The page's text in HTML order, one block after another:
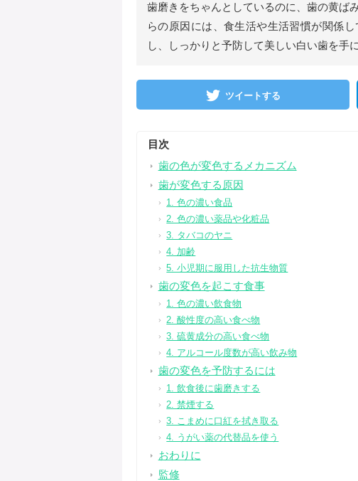
歯磨きをちゃんとしているのに、歯の黄ば
らの原因には、食生活や生活習慣が関係
し、しっかりと予防して美しい白い歯を手
ツイートする
目次
歯の色が変色するメカニズム
歯が変色する原因
1. 色の濃い食品
2. 色の濃い薬品や化粧品
3. タバコのヤニ
4. 加齢
5. 小児期に服用した抗生物質
歯の変色を起こす食事
1. 色の濃い飲食物
2. 酸性度の高い食べ物
3. 硫黄成分の高い食べ物
4. アルコール度数が高い飲み物
歯の変色を予防するには
1. 飲食後に歯磨きする
2. 禁煙する
3. こまめに口紅を拭き取る
4. うがい薬の代替品を使う
おわりに
監修